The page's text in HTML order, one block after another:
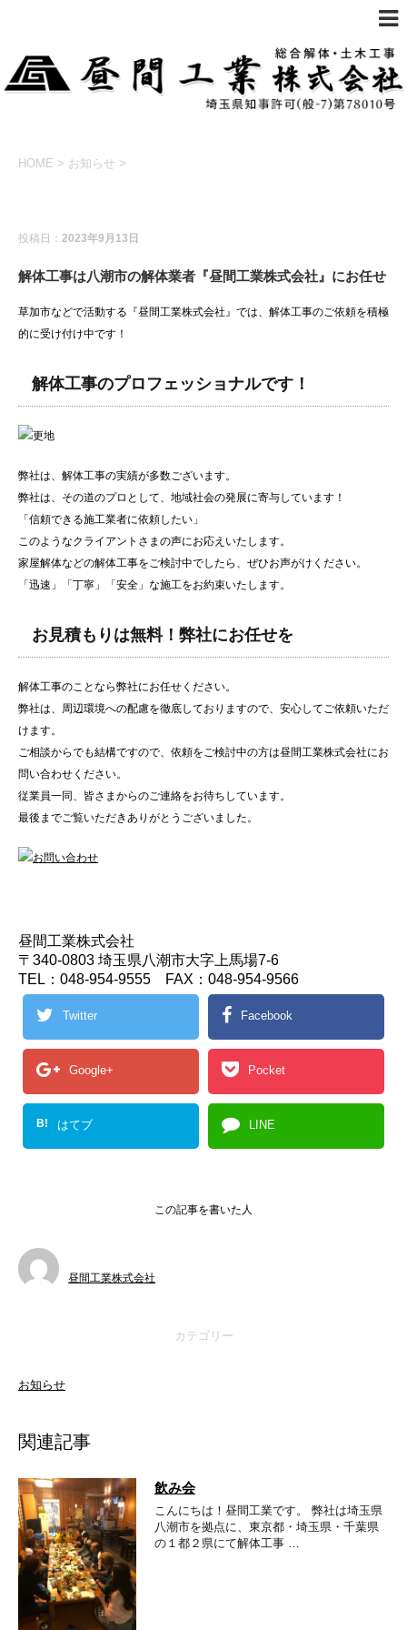
HOME > お知らせ >
投稿日： 2023年9月13日
解体工事は八潮市の解体業者『昼間工業株式会社』にお任せ
草加市などで活動する『昼間工業株式会社』では、解体工事のご依頼を積極
的に受け付け中です！
解体工事のプロフェッショナルです！
弊社は、解体工事の実績が多数ございます。
弊社は、その道のプロとして、地域社会の発展に寄与しています！
「信頼できる施工業者に依頼したい」
このようなクライアントさまの声にお応えいたします。
家屋解体などの解体工事をご検討中でしたら、ぜひお声がけください。
「迅速」「丁寧」「安全」な施工をお約束いたします。
お見積もりは無料！弊社にお任せを
解体工事のことなら弊社にお任せください。
弊社は、周辺環境への配慮を徹底しておりますので、安心してご依頼いただ
けます。
ご相談からでも結構ですので、依頼をご検討中の方は昼間工業株式会社にお
問い合わせください。
従業員一同、皆さまからのご連絡をお待ちしています。
最後までご覧いただきありがとうございました。
昼間工業株式会社
〒340-0803 埼玉県八潮市大字上馬場7-6
TEL：048-954-9555 FAX：048-954-9566
Twitter Facebook
Google+ Pocket
B! はてブ LINE
この記事を書いた人
昼間工業株式会社
カテゴリー
お知らせ
関連記事
飲み会
こんにちは！昼間工業です。 弊社は埼玉県
八潮市を拠点に、東京都・埼玉県・千葉県
の１都２県にて解体工事 …